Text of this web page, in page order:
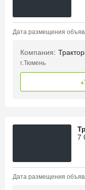
Дата размещения
Компания:
г.Тюмень
7
Дата размещения